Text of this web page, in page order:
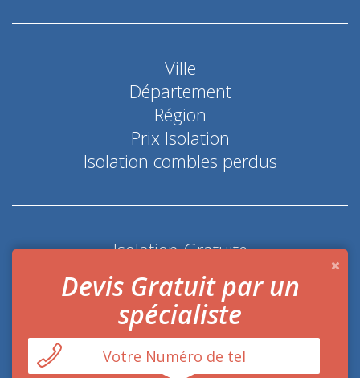
Ville
Département
Région
Prix Isolation
Isolation combles perdus
Isolation Gratuite
Coup de pouce économie d'énergie
Devis Gratuit par un
spécialiste